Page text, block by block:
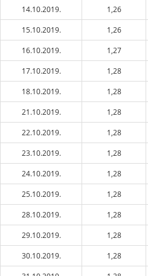
14.10.2019.
1,26
15.10.2019.
1,26
16.10.2019.
1,27
17.10.2019.
1,28
18.10.2019.
1,28
21.10.2019.
1,28
22.10.2019.
1,28
23.10.2019.
1,28
24.10.2019.
1,28
25.10.2019.
1,28
28.10.2019.
1,28
29.10.2019.
1,28
30.10.2019.
1,28